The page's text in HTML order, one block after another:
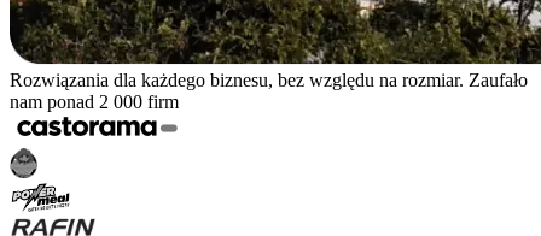
Rozwiązania dla każdego biznesu, bez względu na rozmiar. Zaufało
nam ponad 2 000 firm